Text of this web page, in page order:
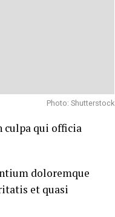
Photo: Shutterstock
culpa qui officia
doloremque
et quasi